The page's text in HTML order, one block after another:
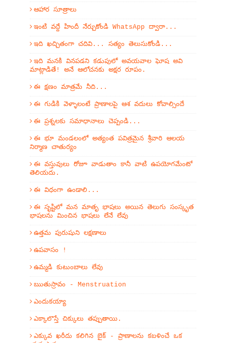
ఆహార సూత్రాలు
ఇంటి వద్దే హిందీ నేర్చుకోండి WhatsApp ద్వారా...
ఇది ఖచ్చితంగా చదివి... సత్యం తెలుసుకోండి...
ఇది మనకి వినపడని కడుపులో అవయవాల ఘోష అవి
మాట్లాడితే! అనే ఆలోచనకు అక్షర రూపం.
ఈ క్షణం మాత్రమే నీది...
ఈ గుడికి వెళ్ళాలంటే ప్రాణాలపై ఆశ వదులు కోవాల్సిందే
ఈ ప్రశ్నలకు సమాధానాలు చెప్పండి...
ఈ భూ మండలంలో అత్యంత పవిత్రమైన శ్రీవారి ఆలయ
నిర్మాణ చాతుర్యం
ఈ వస్తువులు రోజూ వాడుతాం కానీ వాటి ఉపయోగమేంటో
తెలియదు.
ఈ విధంగా ఉండాలి...
ఈ సృష్టిలో మన మాతృ భాషలు అయిన తెలుగు సంస్కృత
భాషలను మించిన భాషలు లేనే లేవు
ఉత్తమ పురుషుని లక్షణాలు
ఉపవాసం !
ఉమ్మడి కుటుంబాలు లేవు
ఋతుస్రావం - Menstruation
ఎందుకయ్యా
ఎక్కాలొస్తే చిక్కులు తప్పుతాయి.
ఎక్కువ ఖరీదు కలిగిన బైక్ - ప్రాణాలను కబళించే ఒక